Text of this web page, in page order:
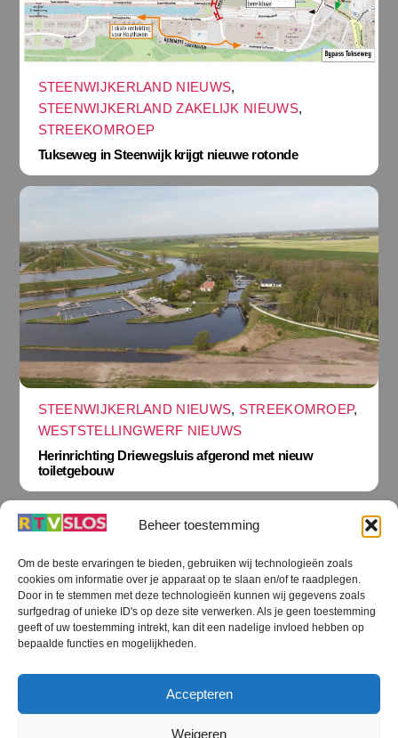
Beheer toestemming
Om de beste ervaringen te bieden, gebruiken wij technologieën zoals
cookies om informatie over je apparaat op te slaan en/of te raadplegen.
Door in te stemmen met deze technologieën kunnen wij gegevens zoals
surfgedrag of unieke ID's op deze site verwerken. Als je geen toestemming
geeft of uw toestemming intrekt, kan dit een nadelige invloed hebben op
bepaalde functies en mogelijkheden.
Accepteren
Weigeren
STEENWIJKERLAND NIEUWS,
STEENWIJKERLAND ZAKELIJK NIEUWS,
STREEKOMROEP
Tukseweg in Steenwijk krijgt nieuwe rotonde
STEENWIJKERLAND NIEUWS, STREEKOMROEP,
WESTSTELLINGWERF NIEUWS
Herinrichting Driewegsluis afgerond met nieuw
toiletgebouw
Terug
naar
boven
RTV SLOS
RTV SLOS ANBI